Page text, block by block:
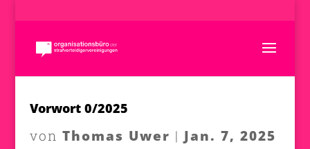
Vorwort 0/2025
von Thomas Uwer | Jan. 7, 2025